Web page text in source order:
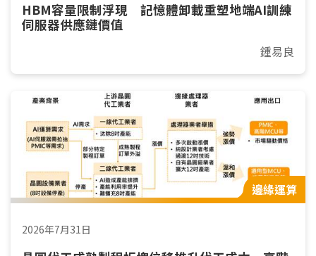
HBM容量限制浮現 記憶體卸載重塑地端AI訓練
伺服器供應鏈價值
鍾易良
邊緣運算
2026年7月31日